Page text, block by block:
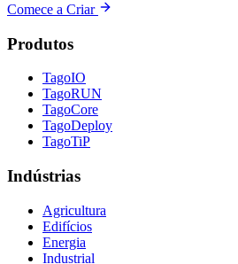
Comece a Criar
Produtos
TagoIO
TagoRUN
TagoCore
TagoDeploy
TagoTiP
Indústrias
Agricultura
Edifícios
Energia
Industrial